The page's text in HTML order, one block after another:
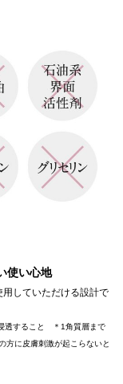
使い心地
していただける設計で
透すること ＊1角質層まで
方に皮膚刺激が起こらないと